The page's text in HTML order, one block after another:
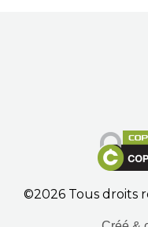
©2026 Tous droits